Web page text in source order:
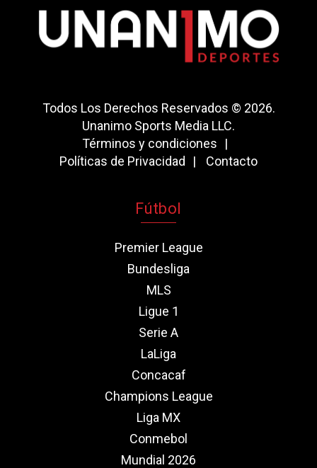
Todos Los Derechos Reservados © 2026.
Unanimo Sports Media LLC.
Términos y condiciones
Políticas de Privacidad
Contacto
Fútbol
Premier League
Bundesliga
MLS
Ligue 1
Serie A
LaLiga
Concacaf
Champions League
Liga MX
Conmebol
Mundial 2026